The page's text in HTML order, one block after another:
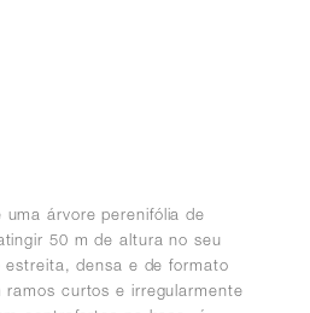
uma árvore perenifólia de
50 m de altura no seu
densa e de formato
curtos e irregularmente